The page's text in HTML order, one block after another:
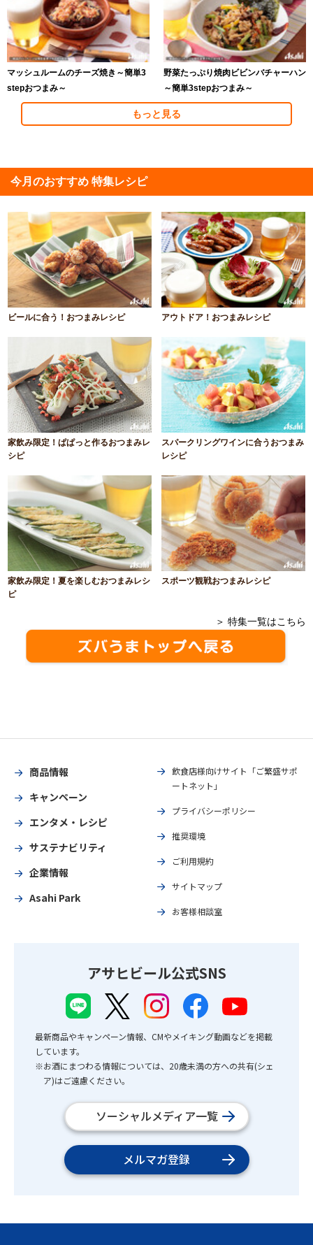
マッシュルームのチーズ焼き～簡単3
stepおつまみ～
野菜たっぷり焼肉ビビンバチャーハン
～簡単3stepおつまみ～
もっと見る
今月のおすすめ 特集レシピ
ビールに合う！おつまみレシピ アウトドア！おつまみレシピ
家飲み限定！ぱぱっと作るおつまみレ
シピ
スパークリングワインに合うおつまみ
レシピ
家飲み限定！夏を楽しむおつまみレシ
ピ
スポーツ観戦おつまみレシピ
＞ 特集一覧はこちら
商品情報
キャンペーン
エンタメ・レシピ
サステナビリティ
企業情報
Asahi Park
飲食店様向けサイト「ご繁盛サポ
ートネット」
プライバシーポリシー
推奨環境
ご利用規約
サイトマップ
お客様相談室
アサヒビール公式SNS
最新商品やキャンペーン情報、CMやメイキング動画などを掲載
しています。
※お酒にまつわる情報については、20歳未満の方への共有(シェ
ア)はご遠慮ください。
ソーシャルメディア一覧
メルマガ登録